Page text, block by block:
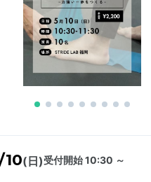
(日)受付開始 10:30 ～